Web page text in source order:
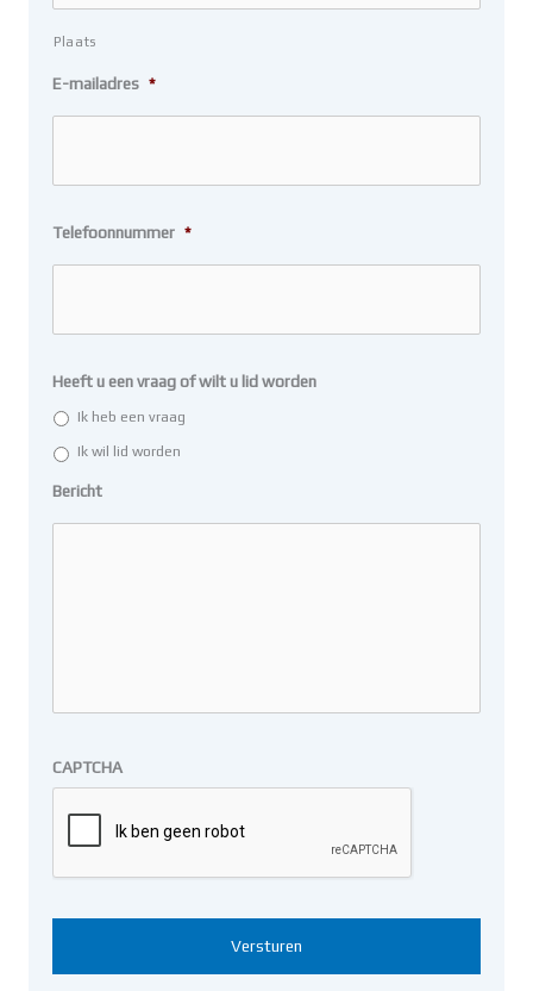
Plaats
E-mailadres *
Telefoonnummer *
Heeft u een vraag of wilt u lid worden
Ik heb een vraag
Ik wil lid worden
Bericht
CAPTCHA